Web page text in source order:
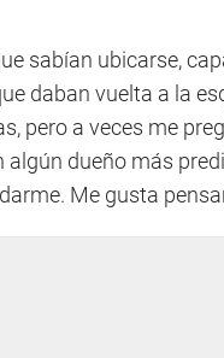
sabían ubicarse,
daban vuelta a la
pero a veces me
algún dueño más
Me gusta